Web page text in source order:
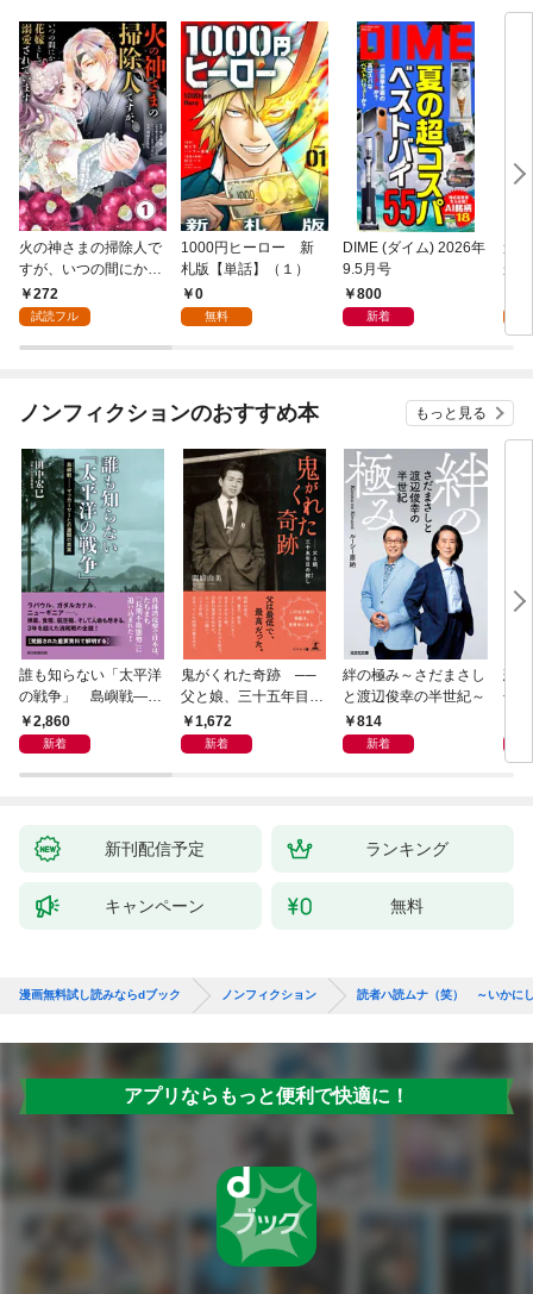
火の神さまの掃除人で
すが、いつの間にか花
嫁として溺愛されてい
ます【単話】（１）
272
試読フル
1000円ヒーロー 新
札版【単話】（１）
0
無料
DIME (ダイム) 2026年
9.5月号
800
新着
追
か
れ
（
ノンフィクションのおすすめ本 もっと見る
誰も知らない「太平洋
の戦争」 島嶼戦――
マッカーサーとの激闘
の真実
2,860
新着
鬼がくれた奇跡 ──
父と娘、三十五年目の
赦し1,672
新着
絆の極み～さだまさし
と渡辺俊幸の半世紀～
814
新着
悲
子
新刊配信予定 ランキング
キャンペーン 無料
漫画無料試し読みならdブック ノンフィクション 読者ハ読ムナ（笑） ～いかに
アプリならもっと便利で快適に！